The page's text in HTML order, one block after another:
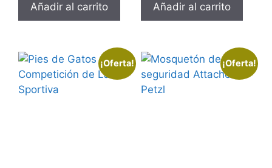
Añadir al carrito Añadir al carrito
¡Oferta! ¡Oferta!